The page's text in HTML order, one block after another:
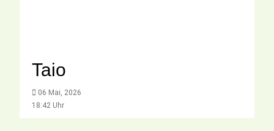
Taio
06 Mai, 2026
18:42 Uhr